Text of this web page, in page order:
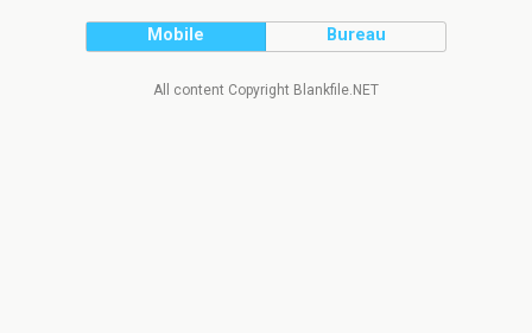
Mobile Bureau
All content Copyright Blankfile.NET